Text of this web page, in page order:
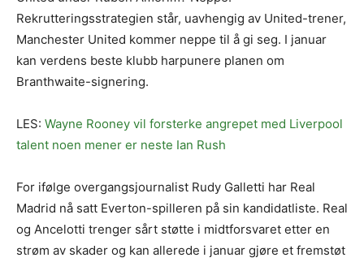
Rekrutteringsstrategien står, uavhengig av United-trener,
Manchester United kommer neppe til å gi seg. I januar
kan verdens beste klubb harpunere planen om
Branthwaite-signering.
LES: Wayne Rooney vil forsterke angrepet med Liverpool
talent noen mener er neste Ian Rush
For ifølge overgangsjournalist Rudy Galletti har Real
Madrid nå satt Everton-spilleren på sin kandidatliste. Real
og Ancelotti trenger sårt støtte i midtforsvaret etter en
strøm av skader og kan allerede i januar gjøre et fremstøt